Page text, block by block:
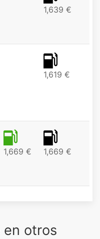
1,639 €
1,619 €
1,669 € 1,669 €
en otros